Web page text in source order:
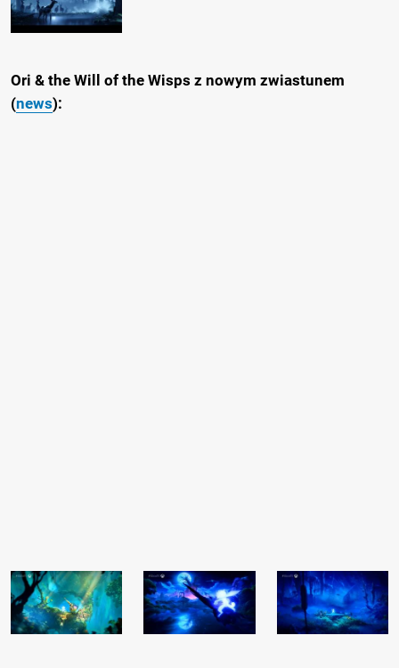
Ori & the Will of the Wisps z nowym zwiastunem
(news):